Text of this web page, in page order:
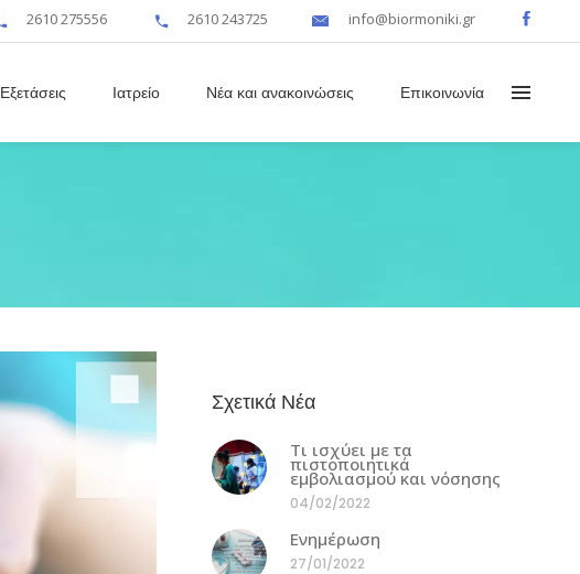
2610 275556 2610 243725 info@biormoniki.gr
Εξετάσεις Ιατρείο Νέα και ανακοινώσεις Επικοινωνία
Σχετικά Νέα
Τι ισχύει με τα
πιστοποιητικά
εμβολιασμού και νόσησης
04/02/2022
Ενημέρωση
27/01/2022